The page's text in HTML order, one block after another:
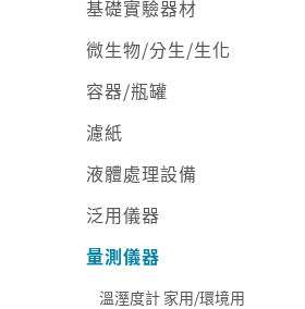
基礎實驗器材
微生物/分生/生化
容器/瓶罐
濾紙
液體處理設備
泛用儀器
量測儀器
溫溼度計 家用/環境用